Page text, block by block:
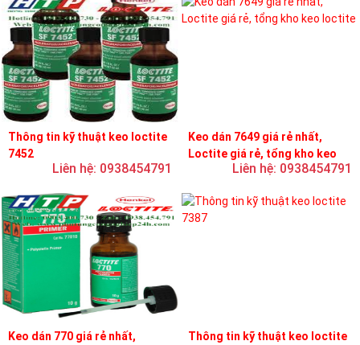
Thông tin kỹ thuật keo loctite
7452
Liên hệ: 0938454791
Keo dán 7649 giá rẻ nhất,
Loctite giá rẻ, tổng kho keo
Liên hệ: 0938454791
Keo dán 770 giá rẻ nhất,
Thông tin kỹ thuật keo loctite